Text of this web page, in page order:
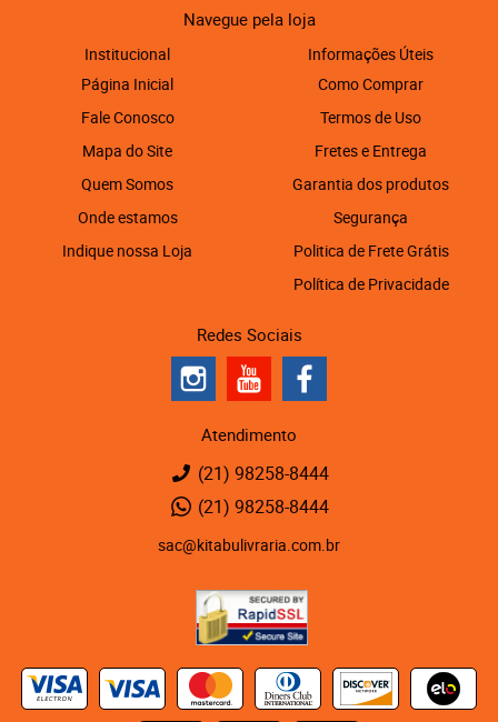
Navegue pela loja
Institucional
Página Inicial
Fale Conosco
Mapa do Site
Quem Somos
Onde estamos
Indique nossa Loja
Informações Úteis
Como Comprar
Termos de Uso
Fretes e Entrega
Garantia dos produtos
Segurança
Politica de Frete Grátis
Política de Privacidade
Redes Sociais
Atendimento
(21) 98258-8444
(21) 98258-8444
sac@kitabulivraria.com.br